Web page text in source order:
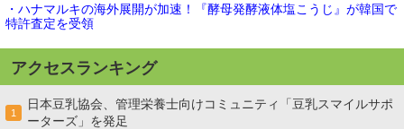
・ハナマルキの海外展開が加速！『酵母発酵液体塩こうじ』が韓国で
特許査定を受領
アクセスランキング
1
日本豆乳協会、管理栄養士向けコミュニティ「豆乳スマイルサポ
ーターズ」を発足